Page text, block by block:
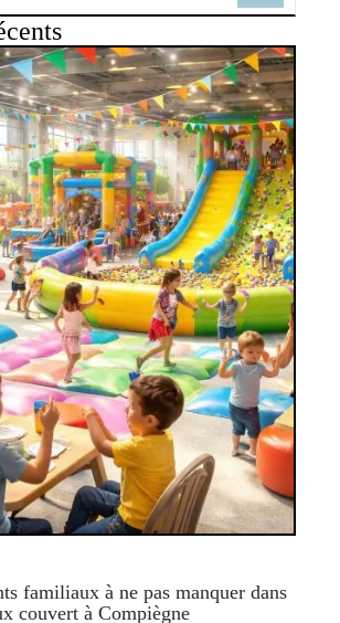
familiaux à ne pas manquer dans
couvert à Compiègne